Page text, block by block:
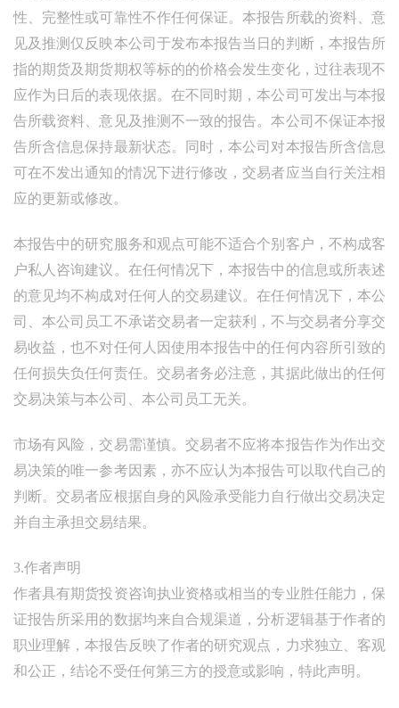
性、完整性或可靠性不作任何保证。本报告所载的资料、意
见及推测仅反映本公司于发布本报告当日的判断，本报告所
指的期货及期货期权等标的的价格会发生变化，过往表现不
应作为日后的表现依据。在不同时期，本公司可发出与本报
告所载资料、意见及推测不一致的报告。本公司不保证本报
告所含信息保持最新状态。同时，本公司对本报告所含信息
可在不发出通知的情况下进行修改，交易者应当自行关注相
应的更新或修改。
本报告中的研究服务和观点可能不适合个别客户，不构成客
户私人咨询建议。在任何情况下，本报告中的信息或所表述
的意见均不构成对任何人的交易建议。在任何情况下，本公
司、本公司员工不承诺交易者一定获利，不与交易者分享交
易收益，也不对任何人因使用本报告中的任何内容所引致的
任何损失负任何责任。交易者务必注意，其据此做出的任何
交易决策与本公司、本公司员工无关。
市场有风险，交易需谨慎。交易者不应将本报告作为作出交
易决策的唯一参考因素，亦不应认为本报告可以取代自己的
判断。交易者应根据自身的风险承受能力自行做出交易决定
并自主承担交易结果。
3.作者声明
作者具有期货投资咨询执业资格或相当的专业胜任能力，保
证报告所采用的数据均来自合规渠道，分析逻辑基于作者的
职业理解，本报告反映了作者的研究观点，力求独立、客观
和公正，结论不受任何第三方的授意或影响，特此声明。